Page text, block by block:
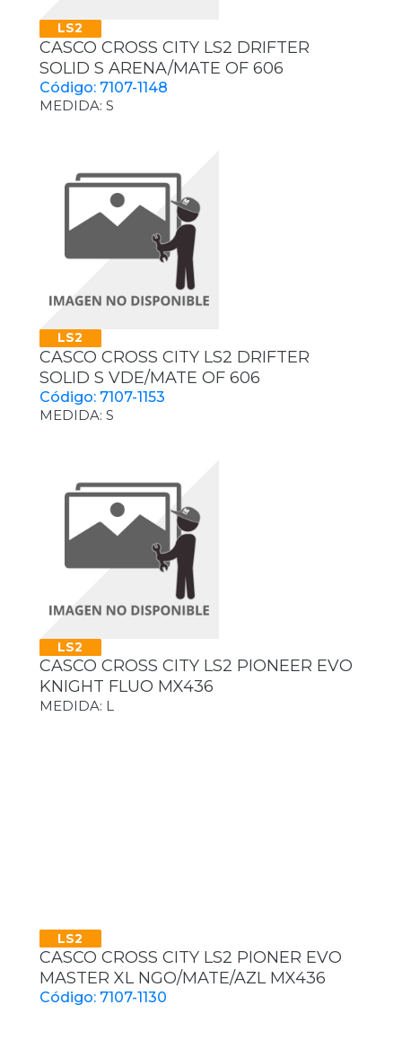
LS2
CASCO CROSS CITY LS2 DRIFTER
SOLID S ARENA/MATE OF 606
Código: 7107-1148
MEDIDA: S
LS2
CASCO CROSS CITY LS2 DRIFTER
SOLID S VDE/MATE OF 606
Código: 7107-1153
MEDIDA: S
LS2
CASCO CROSS CITY LS2 PIONEER EVO
KNIGHT FLUO MX436
MEDIDA: L
LS2
CASCO CROSS CITY LS2 PIONER EVO
MASTER XL NGO/MATE/AZL MX436
Código: 7107-1130